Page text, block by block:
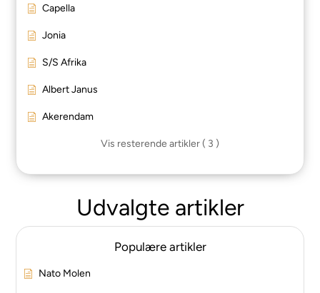
Capella
Jonia
S/S Afrika
Albert Janus
Akerendam
Vis resterende artikler ( 3 )
Udvalgte artikler
Populære artikler
Nato Molen